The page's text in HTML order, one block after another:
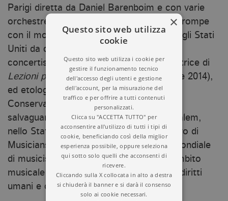
Parigi diretta da Daniel Barenboim e con varie
orchestre di diversi paesi. A ventun anni rompe
con il mondo francese e si trasferisce negli Stati
Uniti da dove prosegue la sua attività di
concertista. Hélène Grimaud è anche autrice di
Lezioni privateeRitorno a Salem(2007 e 2014),
ed etologa: nel 1999 ha fondato il Wolf
Conservation Centre, per la cura e la
salvaguardia dei lupi – situato a South Salem,
nello Stato di New York. È inoltre membro di
Musicians for Human Rights, una rete mondiale
di musicisti e persone che lavorano in ambito
musicale per promuovere una cultura di diritti
umani e cambiamento sociale.
×
Questo sito web utilizza
cookie
Questo sito web utilizza i cookie per
gestire il funzionamento tecnico
dell'accesso degli utenti e gestione
dell'account, per la misurazione del
traffico e per offrire a tutti contenuti
personalizzati.
Clicca su "ACCETTA TUTTO" per
acconsentire all'utilizzo di tutti i tipi di
cookie, beneficiando così della miglior
esperienza possibile, oppure seleziona
qui sotto solo quelli che acconsenti di
ricevere.
Cliccando sulla X collocata in alto a destra
si chiuderà il banner e si darà il consenso
solo ai cookie necessari.